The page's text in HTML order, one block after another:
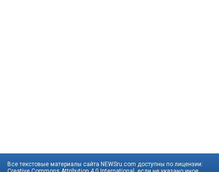
Все текстовые материалы сайта NEWSru.com доступны по лицензии: